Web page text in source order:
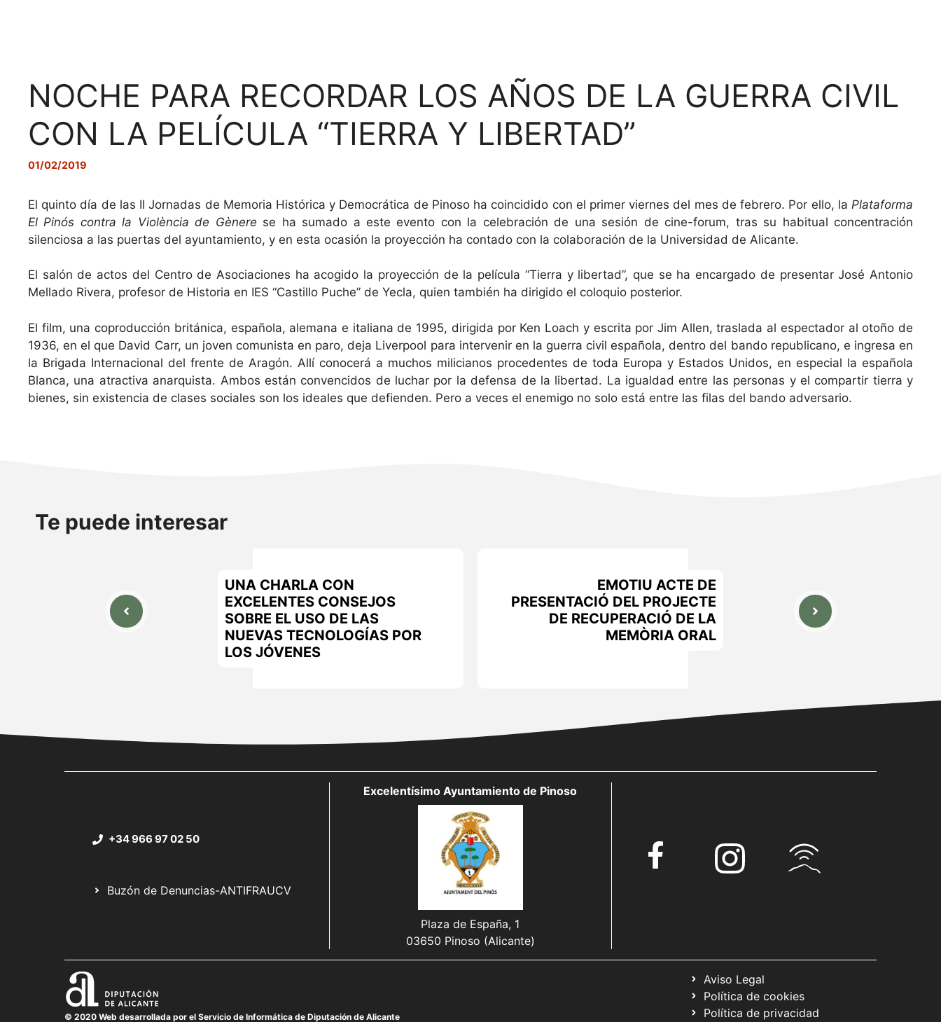
NOCHE PARA RECORDAR LOS AÑOS DE LA GUERRA CIVIL
CON LA PELÍCULA “TIERRA Y LIBERTAD”
01/02/2019
El quinto día de las II Jornadas de Memoria Histórica y Democrática de Pinoso ha coincidido con el primer viernes del mes de febrero. Por ello, la Plataforma
El Pinós contra la Violència de Gènere se ha sumado a este evento con la celebración de una sesión de cine-forum, tras su habitual concentración
silenciosa a las puertas del ayuntamiento, y en esta ocasión la proyección ha contado con la colaboración de la Universidad de Alicante.
El salón de actos del Centro de Asociaciones ha acogido la proyección de la película “Tierra y libertad”, que se ha encargado de presentar José Antonio
Mellado Rivera, profesor de Historia en IES “Castillo Puche” de Yecla, quien también ha dirigido el coloquio posterior.
El film, una coproducción británica, española, alemana e italiana de 1995, dirigida por Ken Loach y escrita por Jim Allen, traslada al espectador al otoño de
1936, en el que David Carr, un joven comunista en paro, deja Liverpool para intervenir en la guerra civil española, dentro del bando republicano, e ingresa en
la Brigada Internacional del frente de Aragón. Allí conocerá a muchos milicianos procedentes de toda Europa y Estados Unidos, en especial la española
Blanca, una atractiva anarquista. Ambos están convencidos de luchar por la defensa de la libertad. La igualdad entre las personas y el compartir tierra y
bienes, sin existencia de clases sociales son los ideales que defienden. Pero a veces el enemigo no solo está entre las filas del bando adversario.
Te puede interesar
UNA CHARLA CON
EXCELENTES CONSEJOS
SOBRE EL USO DE LAS
NUEVAS TECNOLOGÍAS POR
LOS JÓVENES
EMOTIU ACTE DE
PRESENTACIÓ DEL PROJECTE
DE RECUPERACIÓ DE LA
MEMÒRIA ORAL
+34 966 97 02 50
Buzón de Denuncias-ANTIFRAUCV
Excelentísimo Ayuntamiento de Pinoso
Plaza de España, 1
03650 Pinoso (Alicante)
© 2020 Web desarrollada por el Servicio de Informática de Diputación de Alicante
Aviso Legal
Política de cookies
Política de privacidad